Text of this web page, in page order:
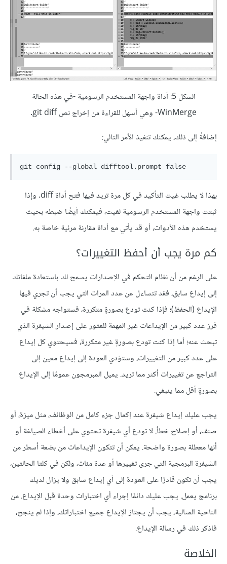
الشكل 5: أداة واجهة المستخدم الرسومية -في هذه الحالة
WinMerge- وهي أسهل للقراءة من إخراج نص git diff.
إضافةً إلى ذلك، يمكنك تنفيذ الأمر التالي:
بهذا لا يطلب غيت التأكيد في كل مرة تريد فيها فتح أداة diff. وإذا
ثبتت واجهة المستخدم الرسومية لغيت، فيمكنك أيضًا ضبطه بحيث
يستخدم هذه الأدوات، أو قد يأتي مع أداة مقارنة مرئية خاصة به.
كم مرة يجب أن أحفظ التغييرات؟
على الرغم من أن نظام التحكم في الإصدارات يسمح لك باستعادة ملفاتك
إلى إيداع سابق، فقد تتساءل عن عدد المرات التي يجب أن تجري فيها
الإيداع (الحفظ)؛ فإذا كنت تودع بصورةٍ متكررة، فستواجه مشكلة في
فرز عدد كبير من الإيداعات غير المهمة للعثور على إصدار الشيفرة الذي
تبحث عنه؛ أما إذا كنت تودع بصورةٍ غير متكررة، فسيحتوي كل إيداع
على عدد كبير من التغييرات، وستؤدي العودة إلى إيداع معين إلى
التراجع عن تغييرات أكثر مما تريد. يميل المبرمجون عمومًا إلى الإيداع
بصورةٍ أقل مما ينبغي.
يجب عليك إيداع شيفرة عند إكمال جزء كامل من الوظائف، مثل ميزة، أو
صنف، أو إصلاح خطأ. لا تودع أي شيفرة تحتوي على أخطاء الصياغة أو
أنها معطلة بصورة واضحة. يمكن أن تتكون الإيداعات من بضعة أسطر من
الشيفرة البرمجية التي جرى تغييرها أو عدة مئات، ولكن في كلتا الحالتين،
يجب أن تكون قادرًا على العودة إلى أي إيداع سابق ولا يزال لديك
برنامج يعمل. يجب عليك دائمًا إجراء أي اختبارات وحدة قبل الإيداع. من
الناحية المثالية، يجب أن يجتاز الإيداع جميع اختباراتك، وإذا لم ينجح،
فاذكر ذلك في رسالة الإيداع.
الخلاصة